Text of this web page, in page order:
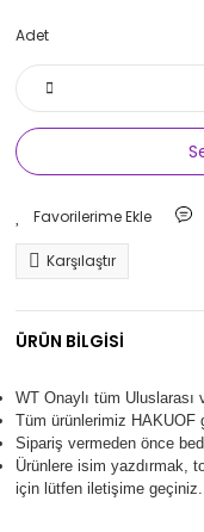
Adet
Karşılaştır
ÜRÜN BİLGİSİ
WT Onaylı tüm Uluslarası
Tüm ürünlerimiz HAKUOF
Sipariş vermeden önce
Ürünlere isim yazdırmak,
için lütfen iletişime geçiniz.